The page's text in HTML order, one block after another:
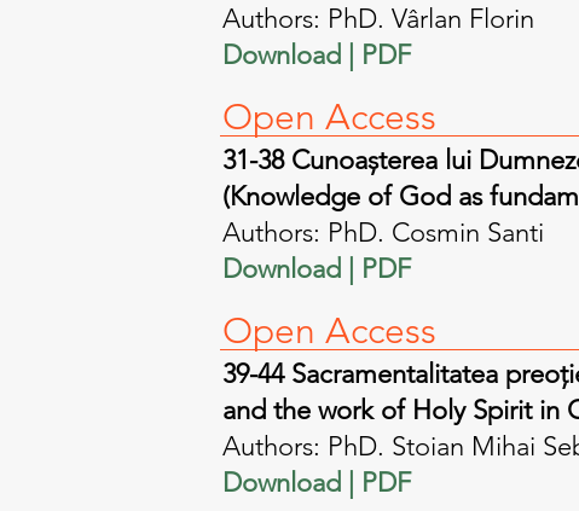
Authors: PhD. Vârlan Florin
Download | PDF​
Open Access
31-38 Cunoaşterea lui
(Knowledge of God as
Authors: PhD. Cosmin Santi
Download | PDF​
Open Access
39-44 Sacramentalitatea
and the work of Holy Spirit in
Authors: PhD. Stoian Mihai
Download | PDF​